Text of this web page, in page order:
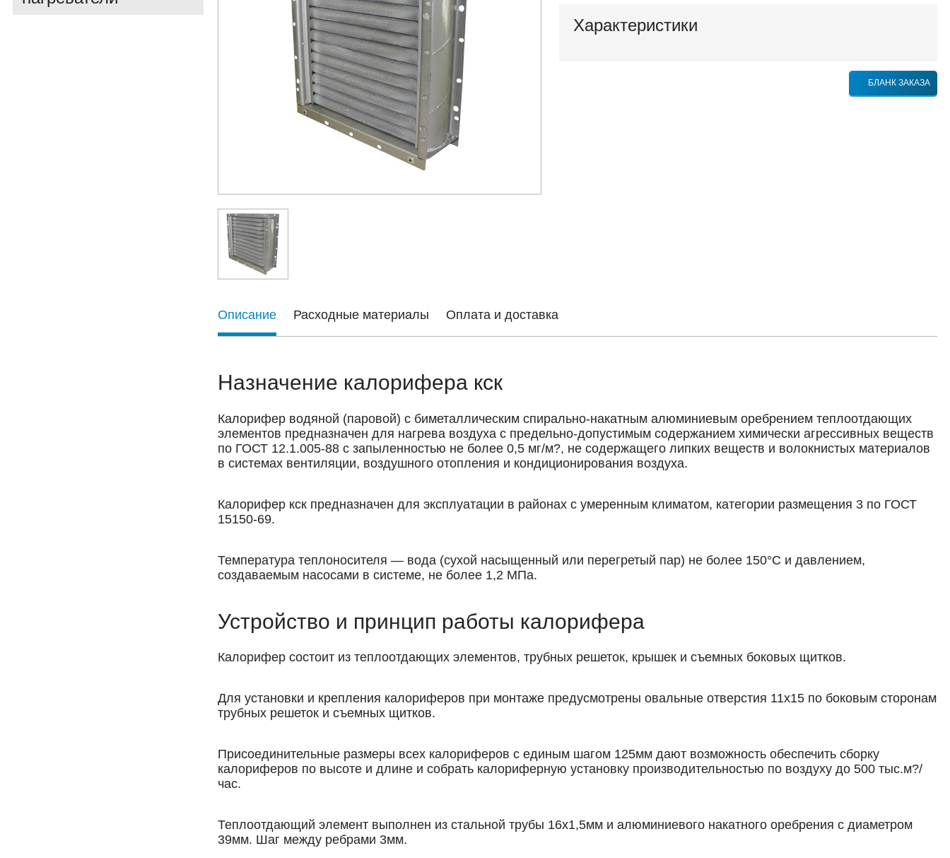
Характеристики
БЛАНК ЗАКАЗА
Описание Расходные материалы Оплата и доставка
Назначение калорифера кск
Калорифер водяной (паровой) с биметаллическим спирально-накатным алюминиевым оребрением теплоотдающих
элементов предназначен для нагрева воздуха с предельно-допустимым содержанием химически агрессивных веществ
по ГОСТ 12.1.005-88 с запыленностью не более 0,5 мг/м?, не содержащего липких веществ и волокнистых материалов
в системах вентиляции, воздушного отопления и кондиционирования воздуха.
Калорифер кск предназначен для эксплуатации в районах с умеренным климатом, категории размещения 3 по ГОСТ
15150-69.
Температура теплоносителя — вода (сухой насыщенный или перегретый пар) не более 150°С и давлением,
создаваемым насосами в системе, не более 1,2 МПа.
Устройство и принцип работы калорифера
Калорифер состоит из теплоотдающих элементов, трубных решеток, крышек и съемных боковых щитков.
Для установки и крепления калориферов при монтаже предусмотрены овальные отверстия 11х15 по боковым сторонам
трубных решеток и съемных щитков.
Присоединительные размеры всех калориферов с единым шагом 125мм дают возможность обеспечить сборку
калориферов по высоте и длине и собрать калориферную установку производительностью по воздуху до 500 тыс.м?/
час.
Теплоотдающий элемент выполнен из стальной трубы 16х1,5мм и алюминиевого накатного оребрения с диаметром
39мм. Шаг между ребрами 3мм.